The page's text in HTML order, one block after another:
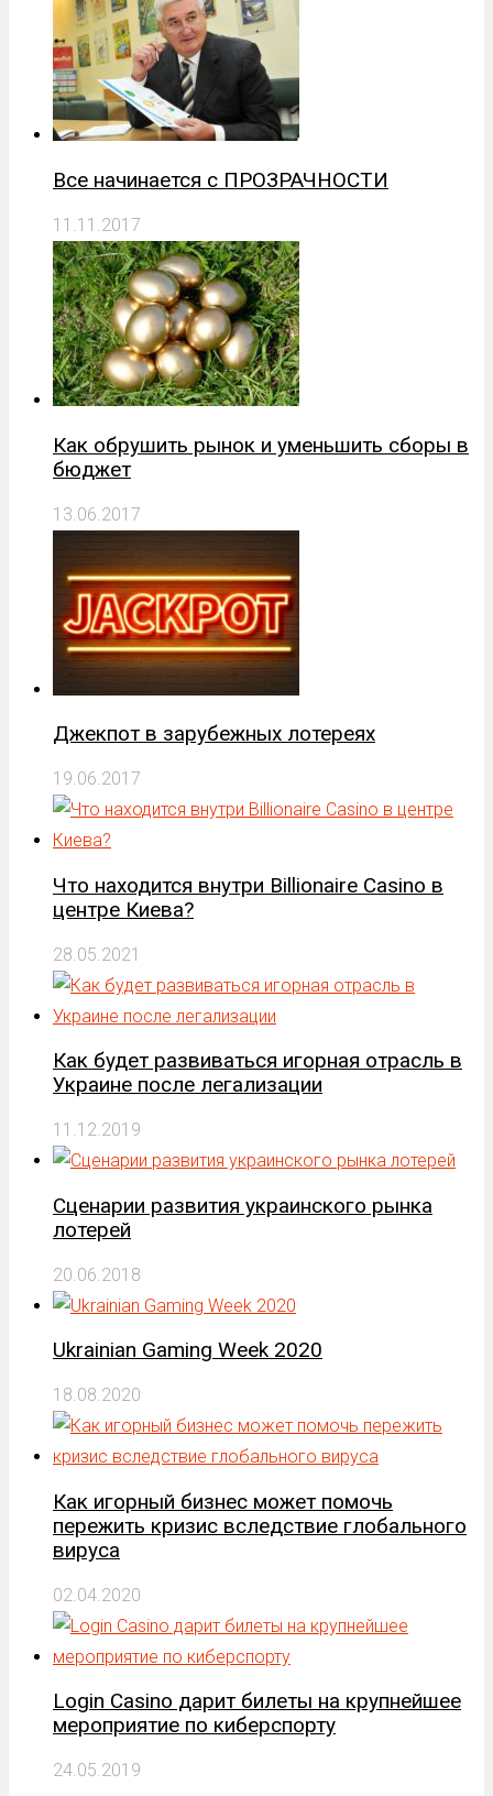
Все начинается с ПРОЗРАЧНОСТИ
11.11.2017
Как обрушить рынок и уменьшить сборы в
бюджет
13.06.2017
Джекпот в зарубежных лотереях
19.06.2017
Что находится внутри Billionaire Casino в
центре Киева?
28.05.2021
Как будет развиваться игорная отрасль в
Украине после легализации
11.12.2019
Сценарии развития украинского рынка
лотерей
20.06.2018
Ukrainian Gaming Week 2020
18.08.2020
Как игорный бизнес может помочь
пережить кризис вследствие глобального
вируса
02.04.2020
Login Casino дарит билеты на крупнейшее
мероприятие по киберспорту
24.05.2019